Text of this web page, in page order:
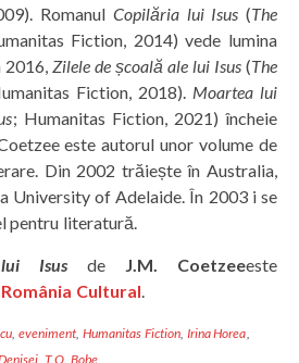
Romanul Copilăria lui Isus (The
Fiction, 2014) vede lumina
2016, Zilele de școală ale lui Isus (The
Fiction, 2018). Moartea lui
; Humanitas Fiction, 2021) încheie
este autorul unor volume de
Din 2002 trăiește în Australia,
University of Adelaide. În 2003 i se
pentru literatură.
Isus de J.M. Coetzeeeste
Cultural.
,eveniment,Humanitas Fiction, Irina Horea,
,T.O. Bobe